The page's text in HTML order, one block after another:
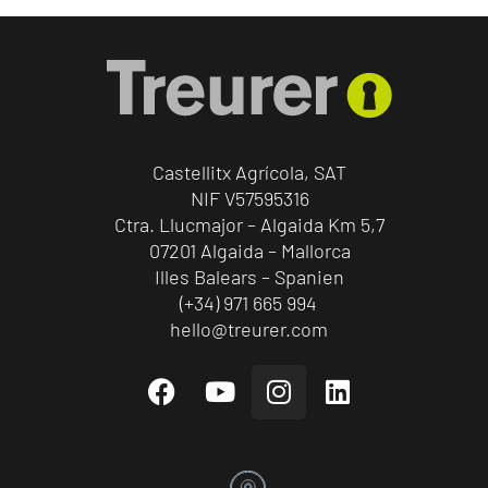
Castellitx Agrícola, SAT
NIF V57595316
Ctra. Llucmajor – Algaida Km 5,7
07201 Algaida – Mallorca
Illes Balears – Spanien
(+34) 971 665 994
hello@treurer.com